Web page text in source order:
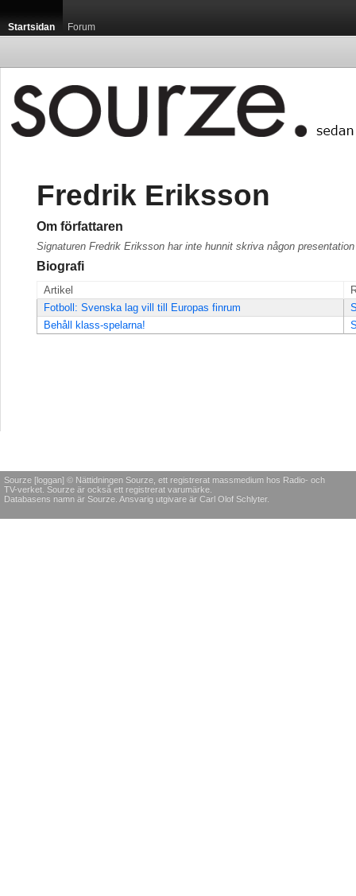
Startsidan Forum
Fredrik Eriksson
Om författaren
Signaturen Fredrik Eriksson har inte hunnit skriva någon
Biografi
Artikel
Fotboll: Svenska lag vill till Europas finrum
Behåll klass-spelarna!
Sourze [loggan] © Nättidningen Sourze, ett registrerat massmedium hos Radio- och
TV-verket. Sourze är också ett registrerat varumärke.
Databasens namn är Sourze. Ansvarig utgivare är Carl Olof Schlyter.